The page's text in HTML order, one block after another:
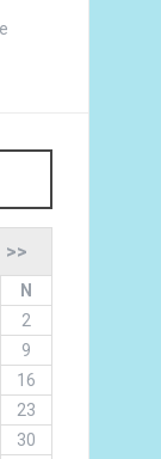
>>
N
2
9
16
23
30